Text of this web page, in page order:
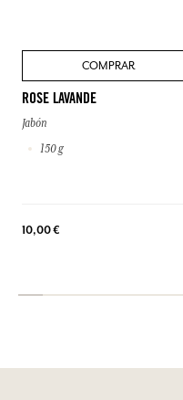
COMPRAR
ROSE LAVANDE
Jabón
150 g
10,00 €